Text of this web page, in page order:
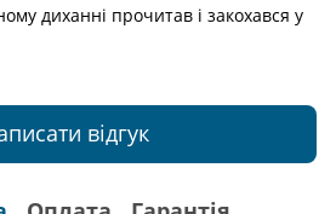
диханні прочитав і закохався у
відгук